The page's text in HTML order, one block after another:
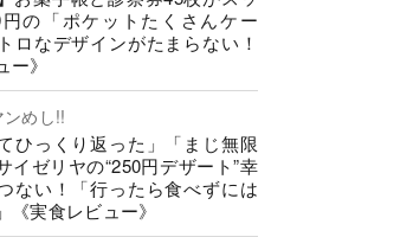
の「ポケットたくさんケー
ロなデザインがたまらない！
ー》
めし!!
ひっくり返った」「まじ無限
イゼリヤの“250円デザート”幸
ない！「行ったら食べずには
《実食レビュー》